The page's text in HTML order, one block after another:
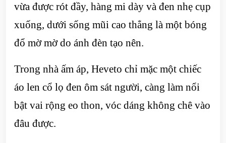
vừa được rót đầy, hàng mi dày và đen nhẹ cụp
xuống, dưới sống mũi cao thẳng là một bóng
đổ mờ mờ do ánh đèn tạo nên.
Trong nhà ấm áp, Heveto chỉ mặc một chiếc
áo len cổ lọ đen ôm sát người, càng làm nổi
bật vai rộng eo thon, vóc dáng không chê vào
đâu được.